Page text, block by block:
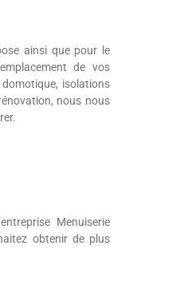
ainsi que pour le
de vos
domotique, isolations
nous nous
Menuiserie
obtenir de plus